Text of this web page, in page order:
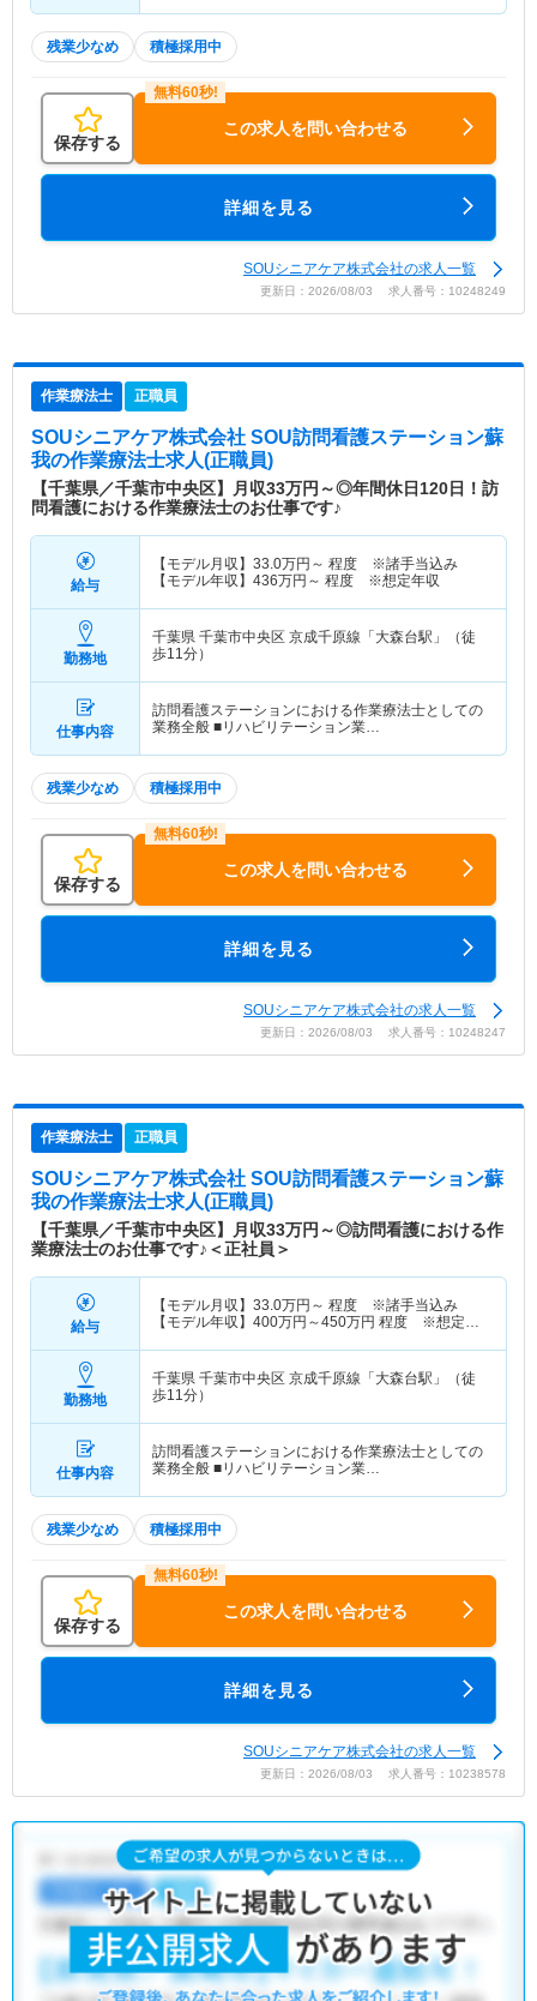
残業少なめ 積極採用中
保存する
この求人を問い合わせる
詳細を見る
SOUシニアケア株式会社の求人一覧
更新日：2026/08/03 求人番号：10248249
作業療法士 正職員
SOUシニアケア株式会社 SOU訪問看護ステーション蘇
我の作業療法士求人(正職員)
【千葉県／千葉市中央区】月収33万円～◎年間休日120日！訪
問看護における作業療法士のお仕事です♪
給与
【モデル月収】 33.0万円～ 程度 ※諸手当込み
【モデル年収】 436万円～ 程度 ※想定年収
勤務地
千葉県 千葉市中央区 京成千原線「大森台駅」（徒
歩11分）
仕事内容
訪問看護ステーションにおける作業療法士としての
業務全般 ■リハビリテーション業…
残業少なめ 積極採用中
保存する
この求人を問い合わせる
詳細を見る
SOUシニアケア株式会社の求人一覧
更新日：2026/08/03 求人番号：10248247
作業療法士 正職員
SOUシニアケア株式会社 SOU訪問看護ステーション蘇
我の作業療法士求人(正職員)
【千葉県／千葉市中央区】月収33万円～◎訪問看護における作
業療法士のお仕事です♪＜正社員＞
給与
【モデル月収】 33.0万円～ 程度 ※諸手当込み
【モデル年収】 400万円～450万円 程度 ※想定年
勤務地
千葉県 千葉市中央区 京成千原線「大森台駅」（徒
歩11分）
仕事内容
訪問看護ステーションにおける作業療法士としての
業務全般 ■リハビリテーション業…
残業少なめ 積極採用中
保存する
この求人を問い合わせる
詳細を見る
SOUシニアケア株式会社の求人一覧
更新日：2026/08/03 求人番号：10238578